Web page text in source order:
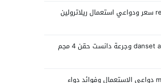
relatrolene 25 mg سعر ودواعي استعمال ريلاترولين
سعر danset ampoule 2ml وجرعة دانست حقن 4 مجم
medizapin 2.5 mg دواعي الاستعمال وفوائد دواء